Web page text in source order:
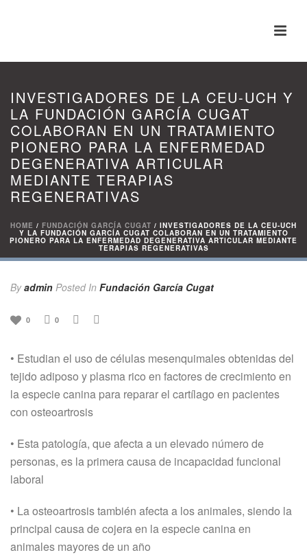
INVESTIGADORES DE LA CEU-UCH Y
LA FUNDACIÓN GARCÍA CUGAT
COLABORAN EN UN TRATAMIENTO
PIONERO PARA LA ENFERMEDAD
DEGENERATIVA ARTICULAR
MEDIANTE TERAPIAS
REGENERATIVAS
HOME / FUNDACIÓN GARCÍA CUGAT / INVESTIGADORES DE LA CEU-UCH
Y LA FUNDACIÓN GARCÍA CUGAT COLABORAN EN UN TRATAMIENTO
PIONERO PARA LA ENFERMEDAD DEGENERATIVA ARTICULAR MEDIANTE
TERAPIAS REGENERATIVAS
Byadmin Posted In Fundación García Cugat
0 0
• Estudian el uso de células mesenquimales obtenidas del
tejido adiposo y plasma rico en factores de crecimiento en
la especie canina para reparar el cartílago en pacientes
con osteoartrosis
• Esta patología, que afecta a un elevado número de
personas, es la primera causa de incapacidad funcional
laboral
• La osteoartrosis también afecta a los animales, siendo la
principal causa de cojera en la especie canina en
animales mayores de un año